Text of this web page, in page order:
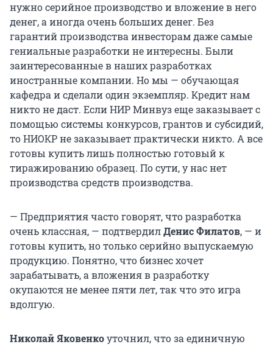
нужно серийное производство и вложение в него
денег, а иногда очень больших денег. Без
гарантий производства инвесторам даже самые
гениальные разработки не интересны. Были
заинтересованные в наших разработках
иностранные компании. Но мы — обучающая
кафедра и сделали один экземпляр. Кредит нам
никто не даст. Если НИР Минвуз еще заказывает с
помощью системы конкурсов, грантов и субсидий,
то НИОКР не заказывает практически никто. А все
готовы купить лишь полностью готовый к
тиражированию образец. По сути, у нас нет
производства средств производства.
— Предприятия часто говорят, что разработка
очень классная, — подтвердилДенис Филатов, — и
готовы купить, но только серийно выпускаемую
продукцию. Понятно, что бизнес хочет
зарабатывать, а вложения в разработку
окупаются не менее пяти лет, так что это игра
вдолгую.
Николай Яковенкоуточнил, что за единичную